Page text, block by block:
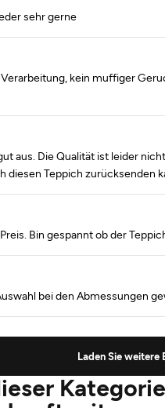
sehr gerne
kein muffiger
aus. Die Qualität ist leider
diesen Teppich zurücksenden
Bin gespannt ob der
bei den Abmessungen
Laden Sie weitere
Kategorie